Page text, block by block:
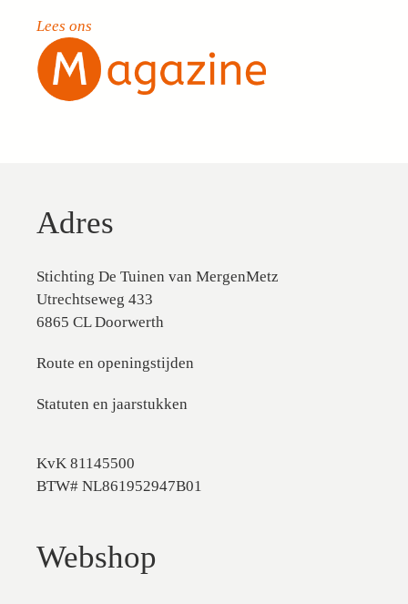
Lees ons
Adres
Stichting De Tuinen van MergenMetz
Utrechtseweg 433
6865 CL Doorwerth
Route en openingstijden
Statuten en jaarstukken
KvK 81145500
BTW# NL861952947B01
Webshop